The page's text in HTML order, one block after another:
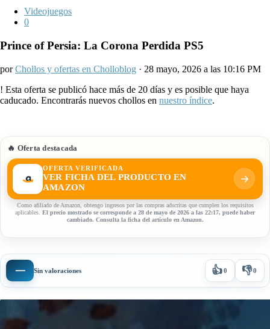
Videojuegos
0
Prince of Persia: La Corona Perdida PS5
porChollos y ofertas en Cholloblog · 28 mayo, 2026 a las 10:16 PM
! Esta oferta se publicó hace más de 20 días y es posible que haya
caducado. Encontrarás nuevos chollos en nuestro índice.
🔥 Oferta destacada
OFERTA VERIFICADA
VER FICHA DEL PRODUCTO EN
AMAZON
Como afiliado de Amazon, obtengo ingresos por las compras adscritas que cumplen los requisitos
aplicables. El precio mostrado se corresponde a 28 de mayo de 2026 a las 22:17, puede haber
cambiado. Consulta la ficha del artículo en Amazon.
— Sin valoraciones 👍0 👎0